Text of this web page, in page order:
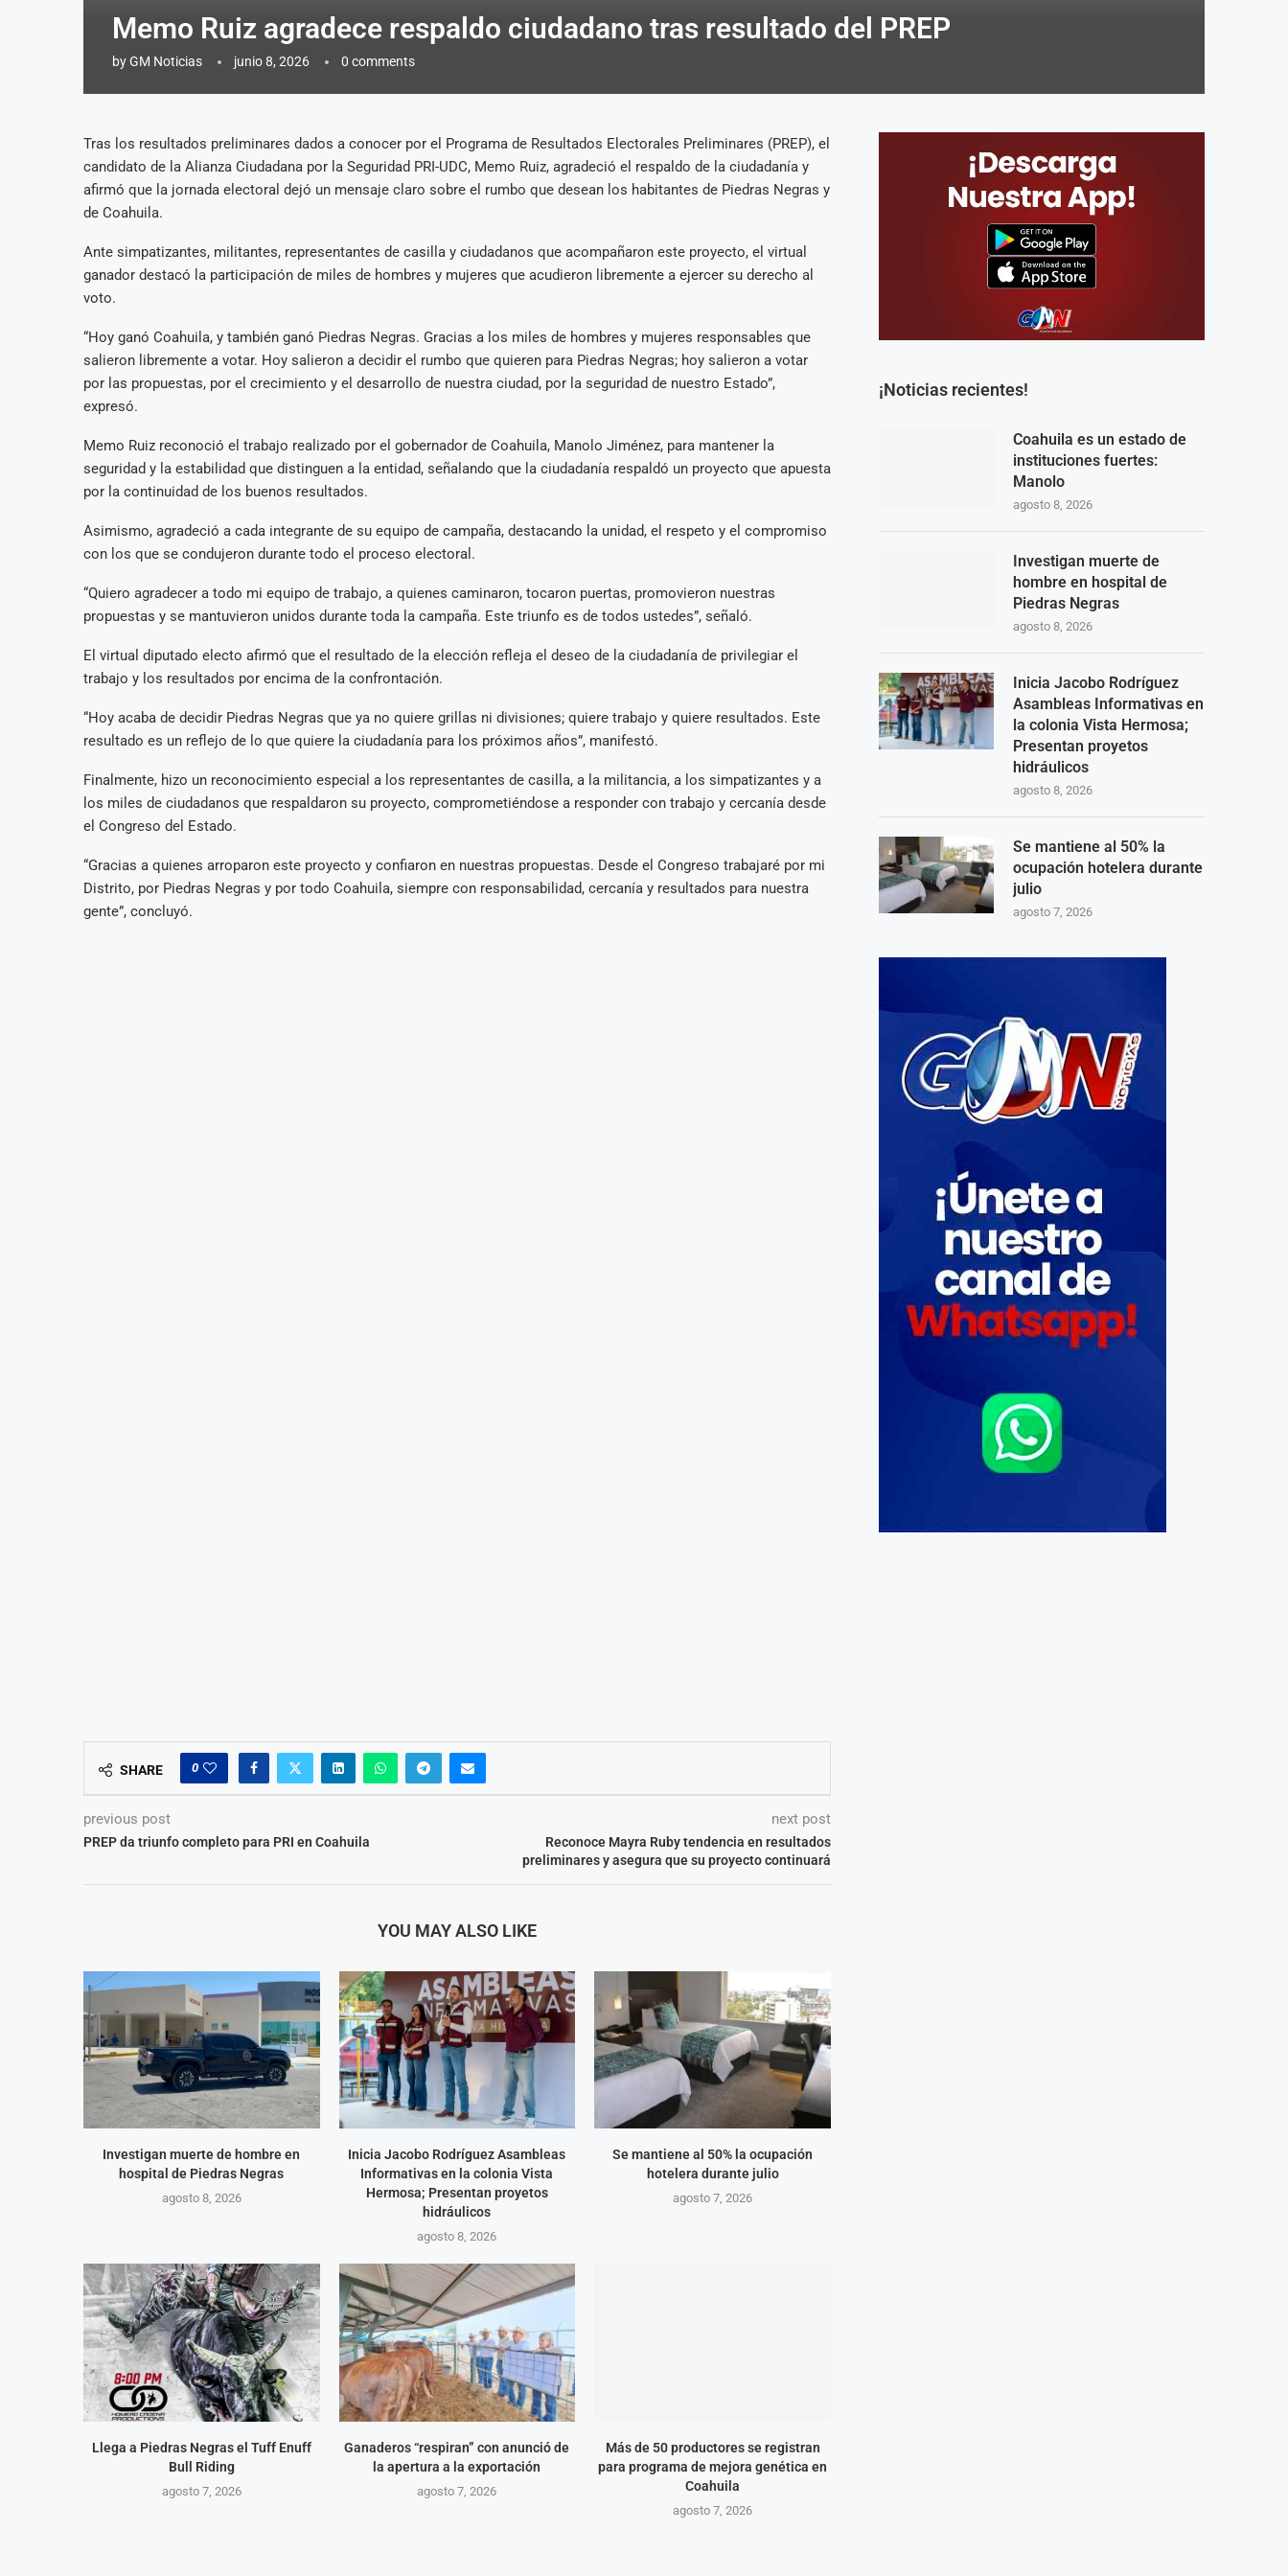
Memo Ruiz agradece respaldo ciudadano tras resultado del PREP
byGM Noticias junio 8, 2026 0 comments
Tras los resultados preliminares dados a conocer por el Programa de Resultados Electorales Preliminares (PREP), el
candidato de la Alianza Ciudadana por la Seguridad PRI-UDC, Memo Ruiz, agradeció el respaldo de la ciudadanía y
afirmó que la jornada electoral dejó un mensaje claro sobre el rumbo que desean los habitantes de Piedras Negras y
de Coahuila.
Ante simpatizantes, militantes, representantes de casilla y ciudadanos que acompañaron este proyecto, el virtual
ganador destacó la participación de miles de hombres y mujeres que acudieron libremente a ejercer su derecho al
voto.
“Hoy ganó Coahuila, y también ganó Piedras Negras. Gracias a los miles de hombres y mujeres responsables que
salieron libremente a votar. Hoy salieron a decidir el rumbo que quieren para Piedras Negras; hoy salieron a votar
por las propuestas, por el crecimiento y el desarrollo de nuestra ciudad, por la seguridad de nuestro Estado”,
expresó.
Memo Ruiz reconoció el trabajo realizado por el gobernador de Coahuila, Manolo Jiménez, para mantener la
seguridad y la estabilidad que distinguen a la entidad, señalando que la ciudadanía respaldó un proyecto que apuesta
por la continuidad de los buenos resultados.
Asimismo, agradeció a cada integrante de su equipo de campaña, destacando la unidad, el respeto y el compromiso
con los que se condujeron durante todo el proceso electoral.
“Quiero agradecer a todo mi equipo de trabajo, a quienes caminaron, tocaron puertas, promovieron nuestras
propuestas y se mantuvieron unidos durante toda la campaña. Este triunfo es de todos ustedes”, señaló.
El virtual diputado electo afirmó que el resultado de la elección refleja el deseo de la ciudadanía de privilegiar el
trabajo y los resultados por encima de la confrontación.
“Hoy acaba de decidir Piedras Negras que ya no quiere grillas ni divisiones; quiere trabajo y quiere resultados. Este
resultado es un reflejo de lo que quiere la ciudadanía para los próximos años”, manifestó.
Finalmente, hizo un reconocimiento especial a los representantes de casilla, a la militancia, a los simpatizantes y a
los miles de ciudadanos que respaldaron su proyecto, comprometiéndose a responder con trabajo y cercanía desde
el Congreso del Estado.
“Gracias a quienes arroparon este proyecto y confiaron en nuestras propuestas. Desde el Congreso trabajaré por mi
Distrito, por Piedras Negras y por todo Coahuila, siempre con responsabilidad, cercanía y resultados para nuestra
gente”, concluyó.
SHARE 0
previous post
PREP da triunfo completo para PRI en Coahuila
next post
Reconoce Mayra Ruby tendencia en resultados
preliminares y asegura que su proyecto continuará
YOU MAY ALSO LIKE
Investigan muerte de hombre en
hospital de Piedras Negras
agosto 8, 2026
Inicia Jacobo Rodríguez Asambleas
Informativas en la colonia Vista
Hermosa; Presentan proyetos
hidráulicos
agosto 8, 2026
Se mantiene al 50% la ocupación
hotelera durante julio
agosto 7, 2026
Llega a Piedras Negras el Tuff Enuff
Bull Riding
agosto 7, 2026
Ganaderos “respiran” con anunció de
la apertura a la exportación
agosto 7, 2026
Más de 50 productores se registran
para programa de mejora genética en
Coahuila
agosto 7, 2026
¡Noticias recientes!
Coahuila es un estado de
instituciones fuertes:
Manolo
agosto 8, 2026
Investigan muerte de
hombre en hospital de
Piedras Negras
agosto 8, 2026
Inicia Jacobo Rodríguez
Asambleas Informativas en
la colonia Vista Hermosa;
Presentan proyetos
hidráulicos
agosto 8, 2026
Se mantiene al 50% la
ocupación hotelera durante
julio
agosto 7, 2026